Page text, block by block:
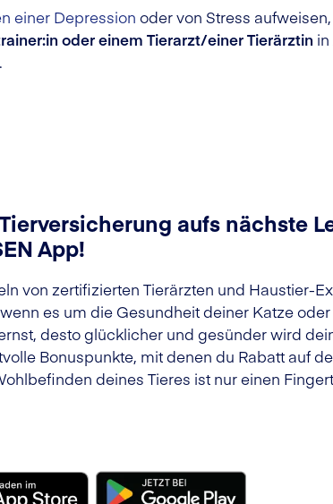
einer Depression oder von Stress
oder einem Tierarzt/einer Tierärztin
aufs nächste
App!
von zertifizierten Tierärzten und Haustier-
es um die Gesundheit deiner Katze
desto glücklicher und gesünder wird
Bonuspunkte, mit denen du Rabatt auf
deines Tieres ist nur einen